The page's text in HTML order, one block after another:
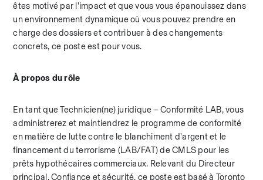
êtes motivé par l'impact et que vous vous épanouissez dans
un environnement dynamique où vous pouvez prendre en
charge des dossiers et contribuer à des changements
concrets, ce poste est pour vous.
À propos du rôle
En tant que Technicien(ne) juridique – Conformité LAB, vous
administrerez et maintiendrez le programme de conformité
en matière de lutte contre le blanchiment d'argent et le
financement du terrorisme (LAB/FAT) de CMLS pour les
prêts hypothécaires commerciaux. Relevant du Directeur
principal, Confiance et sécurité, ce poste est basé à Toronto